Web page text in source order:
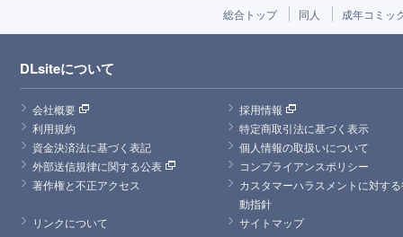
総合トップ 同人 成年コミッ
DLsiteについて
会社概要
採用情報
利用規約
特定商取引法に基づく表示
資金決済法に基づく表記
個人情報の取扱いについて
外部送信規律に関する公表
コンプライアンスポリシー
著作権と不正アクセス
カスタマーハラスメントに対す
動指針
リンクについて
サイトマップ